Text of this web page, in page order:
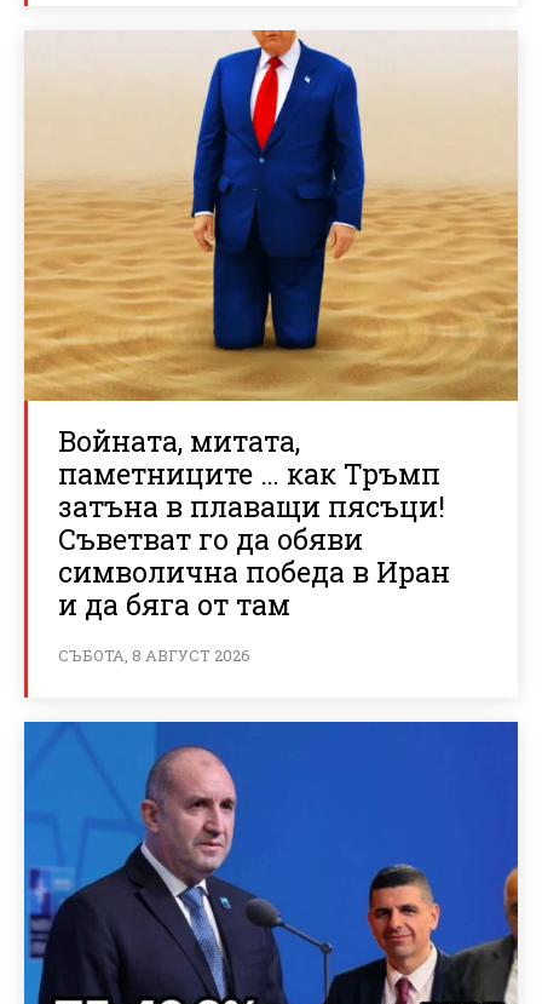
Войната, митата,
паметниците … как Тръмп
затъна в плаващи пясъци!
Съветват го да обяви
символична победа в Иран
и да бяга от там
СЪБОТА, 8 АВГУСТ 2026